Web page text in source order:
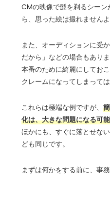
CMの映像で髭を剃るシー
ら、思った絵は撮れませんよ
また、オーディションに受
だから」などの場合もありま
本番のために綺麗にしてお
クレームになってしまって
これらは極端な例ですが、
化は、大きな問題になる可
ほかにも、すぐに落とせない
ども同じです。
まずは何かをする前に、事